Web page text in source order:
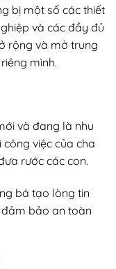
bị một số các thiết
và các đầy đủ
rộng và mở trung
mình.
và đang là nhu
việc của cha
rước các con.
bá tạo lòng tin
bảo an toàn